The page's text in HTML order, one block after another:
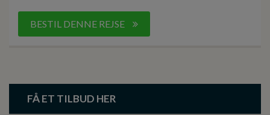
BESTIL DENNE REJSE
FÅ ET TILBUD HER